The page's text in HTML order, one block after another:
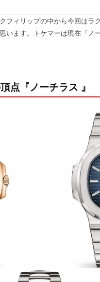
フィリップの中から今回はラ
います。トケマーは現在『ノ
点『ノーチラス 』